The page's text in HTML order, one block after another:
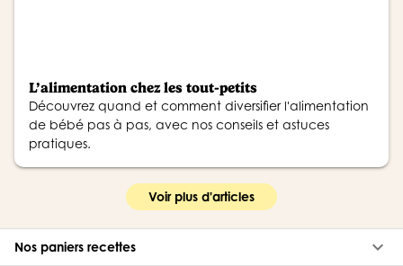
L’alimentation chez les tout-petits
Découvrez quand et comment diversifier l'alimentation
de bébé pas à pas, avec nos conseils et astuces
pratiques.
Voir plus d'articles
Nos paniers recettes keyboard_arrow_down